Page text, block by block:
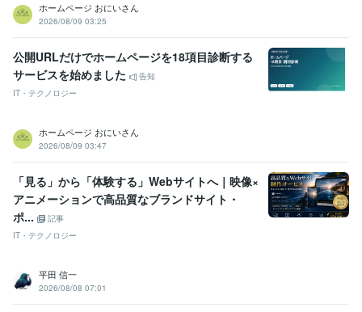
ホームページ おにいさん
2026/08/09 03:25
公開URLだけでホームページを18項目診断する
サービスを始めました
告知
IT・テクノロジー
ホームページ おにいさん
2026/08/09 03:47
「見る」から「体験する」Webサイトへ｜映像×
アニメーションで高品質なブランドサイト・
ポ...
記事
IT・テクノロジー
平田 信一
2026/08/08 07:01